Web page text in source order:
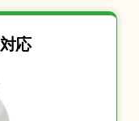
対応